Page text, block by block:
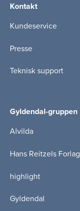
Kontakt
Kundeservice
Presse
Teknisk support
Gyldendal-gruppen
Alvilda
Hans Reitzels Forlag
highlight
Gyldendal